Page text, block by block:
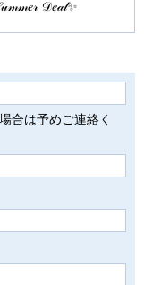
𝒟𝑒𝒶𝓁✨
合は予めご連絡く